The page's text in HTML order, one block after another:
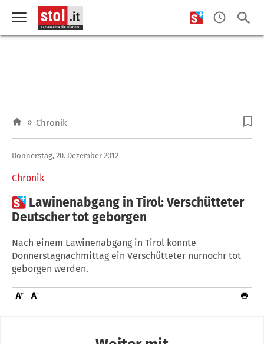
» Chronik
Chronik
Donnerstag, 20. Dezember 2012
 Lawinenabgang in Tirol: Verschütteter
Deutscher tot geborgen
Nach einem Lawinenabgang in Tirol konnte
Donnerstagnachmittag ein Verschütteter nurnochr tot
geborgen werden.